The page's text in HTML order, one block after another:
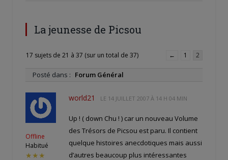
La jeunesse de Picsou
17 sujets de 21 à 37 (sur un total de 37) ← 1 2
Posté dans : Forum Général
Offline
Habitué
★★★
world21 LE 14 JUILLET 2007 À 14 H 04 MIN
Up ! ( down Chu ! ) car un nouveau Volume
des Trésors de Picsou est paru. Il contient
quelque histoires anecdotiques mais aussi
d’autres beaucoup plus intéressantes